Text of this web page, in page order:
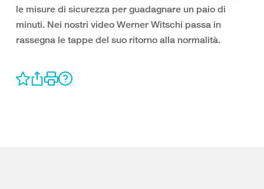
le misure di sicurezza per guadagnare un paio di
minuti. Nei nostri video Werner Witschi passa in
rassegna le tappe del suo ritorno alla normalità.